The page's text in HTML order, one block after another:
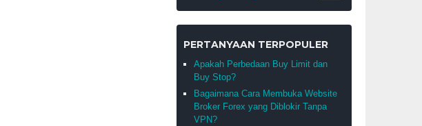
PERTANYAAN TERPOPULER
Apakah Perbedaan Buy Limit dan
Buy Stop?
Bagaimana Cara Membuka Website
Broker Forex yang Diblokir Tanpa
VPN?